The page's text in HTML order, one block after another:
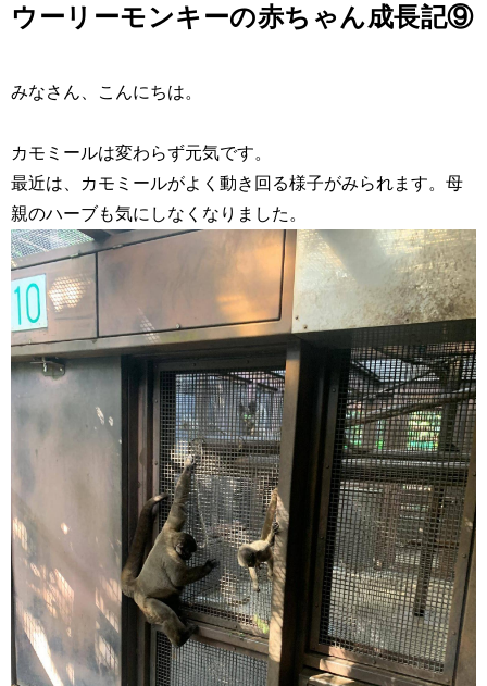
ウーリーモンキーの赤ちゃん成長記⑨
みなさん、こんにちは。
カモミールは変わらず元気です。
最近は、カモミールがよく動き回る様子がみられます。母
親のハーブも気にしなくなりました。